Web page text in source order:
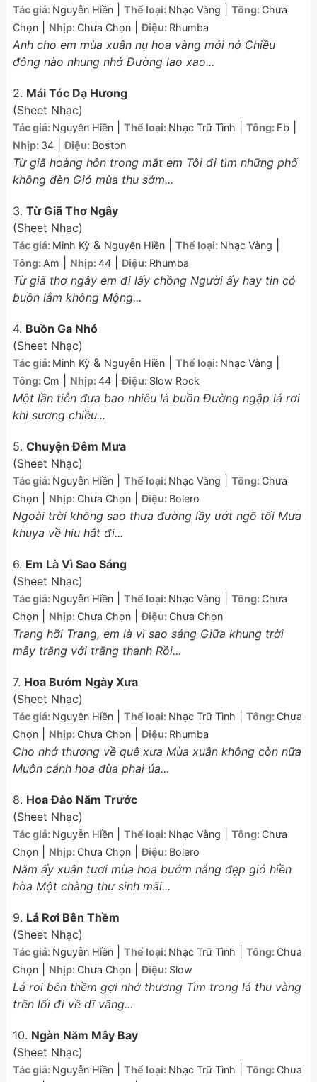
Tác giả: Nguyễn Hiền Thể loại: Nhạc Vàng Tông: Chưa
Chọn
Nhịp: Chưa Chọn |Điệu: Rhumba
Anh cho em mùa xuân nụ hoa vàng mới nở Chiều
đông nào nhung nhớ Đường lao xao...
2. Mái Tóc Dạ Hương
(Sheet Nhạc)
Tác giả: Nguyễn Hiền Thể loại: Nhạc Trữ Tình Tông: Eb
Nhịp: 34 |Điệu: Boston
Từ giã hoàng hôn trong mắt em Tôi đi tìm những phố
không đèn Gió mùa thu sớm...
3. Từ Giã Thơ Ngây
(Sheet Nhạc)
Tác giả: Minh Kỳ & Nguyễn Hiền Thể loại: Nhạc Vàng
Tông: Am Nhịp:44 |Điệu: Rhumba
Từ giã thơ ngây em đi lấy chồng Người ấy hay tin có
buồn lắm không Mộng...
4. Buồn Ga Nhỏ
(Sheet Nhạc)
Tác giả: Minh Kỳ & Nguyễn Hiền Thể loại: Nhạc Vàng
Tông: Cm Nhịp:44 |Điệu: Slow Rock
Một lần tiễn đưa bao nhiêu là buồn Đường ngập lá rơi
khi sương chiều...
5. Chuyện Đêm Mưa
(Sheet Nhạc)
Tác giả: Nguyễn Hiền Thể loại: Nhạc Vàng Tông: Chưa
Chọn
Nhịp: Chưa Chọn |Điệu: Bolero
Ngoài trời không sao thưa đường lầy ướt ngõ tối Mưa
khuya về hiu hắt đi...
6. Em Là Vì Sao Sáng
(Sheet Nhạc)
Tác giả: Nguyễn Hiền Thể loại: Nhạc Vàng Tông: Chưa
Chọn
Nhịp: Chưa Chọn |Điệu: Chưa Chọn
Trang hỡi Trang, em là vì sao sáng Giữa khung trời
mây trắng với trăng thanh Rồi...
7. Hoa Bướm Ngày Xưa
(Sheet Nhạc)
Tác giả: Nguyễn Hiền Thể loại: Nhạc Trữ Tình Tông: Chưa
Chọn
Nhịp: Chưa Chọn |Điệu: Rhumba
Cho nhớ thương về quê xưa Mùa xuân không còn nữa
Muôn cánh hoa đùa phai úa...
8. Hoa Đào Năm Trước
(Sheet Nhạc)
Tác giả: Nguyễn Hiền Thể loại: Nhạc Vàng Tông: Chưa
Chọn
Nhịp: Chưa Chọn |Điệu: Bolero
Năm ấy xuân tươi mùa hoa bướm nắng đẹp gió hiền
hòa Một chàng thư sinh mãi...
9. Lá Rơi Bên Thềm
(Sheet Nhạc)
Tác giả: Nguyễn Hiền Thể loại: Nhạc Trữ Tình Tông: Chưa
Chọn
Nhịp: Chưa Chọn |Điệu: Slow
Lá rơi bên thềm gợi nhớ thương Tìm trong lá thu vàng
trên lối đi về dĩ vãng...
10. Ngàn Năm Mây Bay
(Sheet Nhạc)
Tác giả: Nguyễn Hiền Thể loại: Nhạc Trữ Tình Tông: Chưa